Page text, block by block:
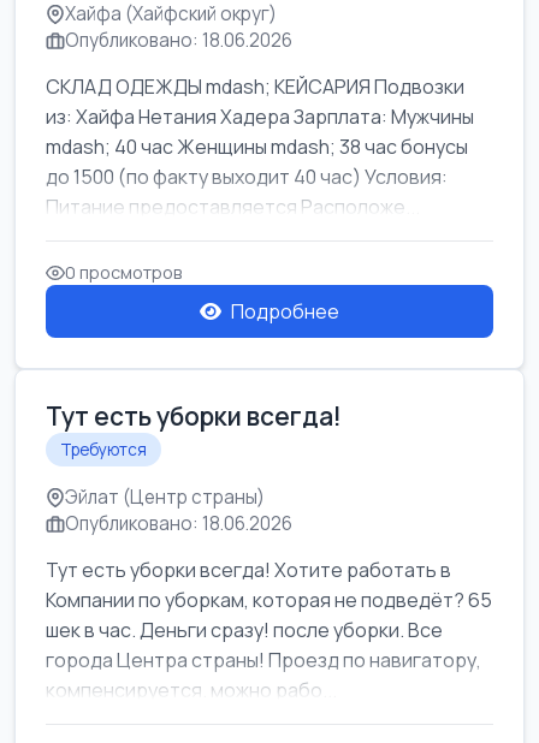
Хайфа (Хайфский округ)
Опубликовано: 18.06.2026
СКЛАД ОДЕЖДЫ mdash; КЕЙСАРИЯ Подвозки
из: Хайфа Нетания Хадера Зарплата: Мужчины
mdash; 40 час Женщины mdash; 38 час бонусы
до 1500 (по факту выходит 40 час) Условия:
Питание предоставляется Расположе...
0 просмотров
Подробнее
Тут есть уборки всегда!
Требуются
Эйлат (Центр страны)
Опубликовано: 18.06.2026
Тут есть уборки всегда! Хотите работать в
Компании по уборкам, которая не подведёт? 65
шек в час. Деньги сразу! после уборки. Все
города Центра страны! Проезд по навигатору,
компенсируется. можно рабо...